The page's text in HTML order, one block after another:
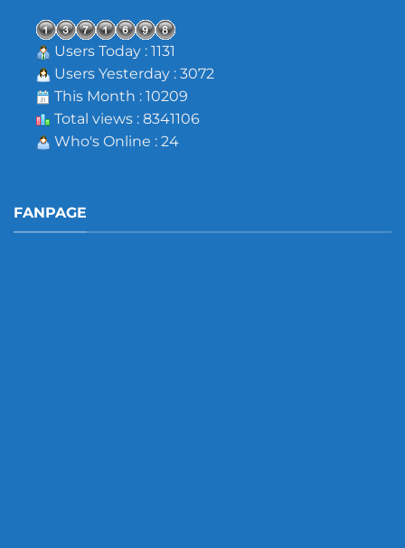
Users Today : 1131
Users Yesterday : 3072
This Month : 10209
Total views : 8341106
Who's Online : 24
FANPAGE